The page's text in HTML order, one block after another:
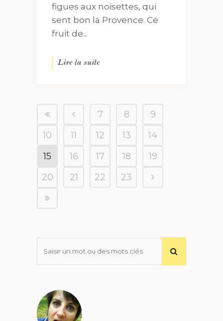
figues aux noisettes, qui
sent bon la Provence. Ce
fruit de...
Lire la suite
7 8
9
10
11 12 13
14
15
16 17 18
19
20
21 22 23